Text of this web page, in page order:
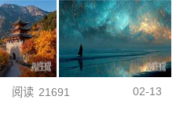
阅读 21691 02-13